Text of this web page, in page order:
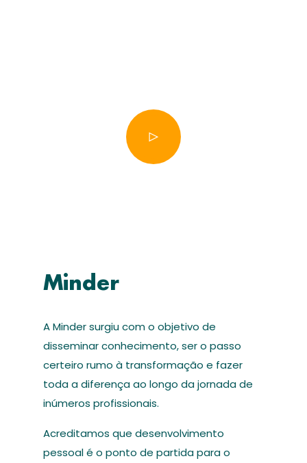
Minder
A Minder surgiu com o objetivo de
disseminar conhecimento, ser o passo
certeiro rumo à transformação e fazer
toda a diferença ao longo da jornada de
inúmeros profissionais.
Acreditamos que desenvolvimento
pessoal é o ponto de partida para o